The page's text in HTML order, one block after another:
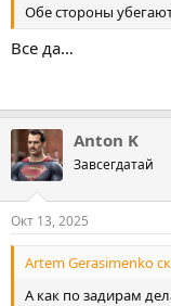
Обе стороны
Все да…
Anton K
Завсегдатай
Окт 13, 2025
Artem Gerasimenko
А как по задирам